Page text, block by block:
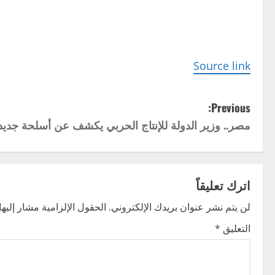
Source link
P
o
s
t
n
a
Previous:
مصر.. وزير الدولة للإنتاج الحربي يكشف عن أسلحة
اترك تعليقاً
لن يتم نشر عنوان بريدك الإلكتروني. الحقول الإلزامية مشار
التعليق *